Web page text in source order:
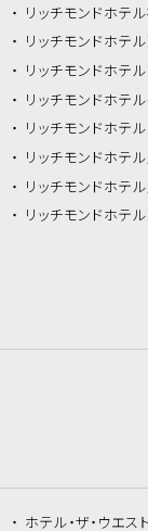
リッチモンドホテル
リッチモンドホテル
リッチモンドホテル
リッチモンドホテル
リッチモンドホテル
リッチモンドホテル
リッチモンドホテル
リッチモンドホテル
ホテル・ザ・ ウエス